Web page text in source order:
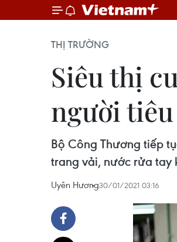
THỊ TRƯỜNG
Siêu thị
người
Bộ Công Thương tiếp
trang vải, nước rửa tay
Uyên Hương30/01/2021 03:16